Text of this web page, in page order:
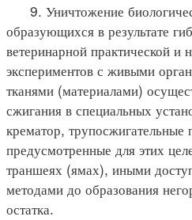
9. Уничтожение
образующихся в результате
ветеринарной практической и
экспериментов с живыми
тканями (материалами)
сжигания в специальных
крематор, трупосжигательные
предусмотренные для этих
траншеях (ямах), иными
методами до образования
остатка.